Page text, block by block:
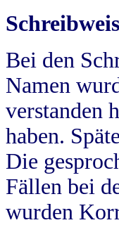
Bei den
Namen
verstanden
haben.
Die
Fällen bei
wurden